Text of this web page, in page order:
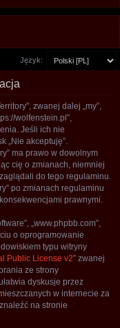
a
Język:
zwanej dalej „my”,
wolfenstein.pl”,
Jeśli ich nie
„Nie akceptuję”.
ma prawo w dowolnym
cię o zmianach, niemniej
do tego regulaminu.
po zmianach regulaminu
prawnymi.
„www.phpbb.com”,
o oprogramowanie
typu witryny
Public License v2” zwanej
ze strony
dyskusje przez
w internecie za
na stronie